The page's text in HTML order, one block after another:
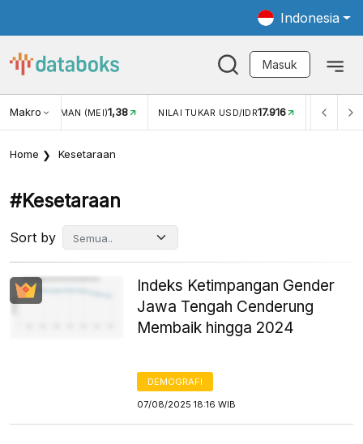
Indonesia
Masuk
MakroWISMAN (MEI)1,38 NILAI TUKAR USD/IDR17.916 INFLASI
Home Kesetaraan
#kesetaraan
Sort by
Indeks Ketimpangan Gender
Jawa Tengah Cenderung
Membaik hingga 2024
DEMOGRAFI
07/08/2025 18:16 WIB